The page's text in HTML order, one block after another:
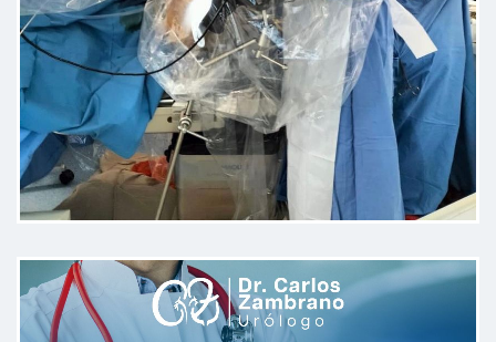
Muy pendiente y cercano del
paciente. Doctores que marcan la
diferencia en el trato al público.
Paciente